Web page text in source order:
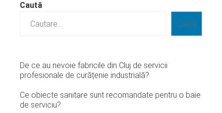
Caută
Caută
De ce au nevoie fabricile din Cluj de servicii
profesionale de curățenie industrială?
Ce obiecte sanitare sunt recomandate pentru o baie
de serviciu?